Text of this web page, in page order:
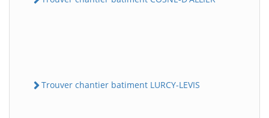
Trouver chantier batiment LURCY-LEVIS